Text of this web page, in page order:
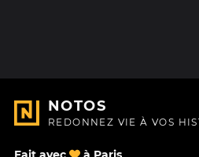
NOTOS
REDONNEZ VIE À VOS